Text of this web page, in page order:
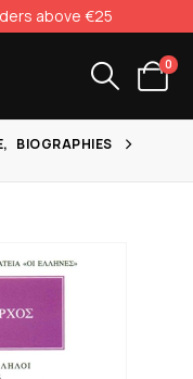
above €25
0
, BIOGRAPHIES